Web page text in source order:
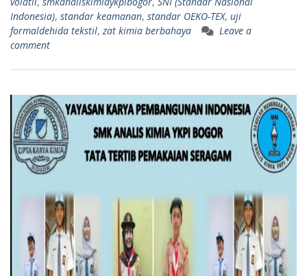
Indonesia), standar keamanan, standar OEKO-TEX, uji
formaldehida tekstil, zat kimia berbahaya
Leave a
comment